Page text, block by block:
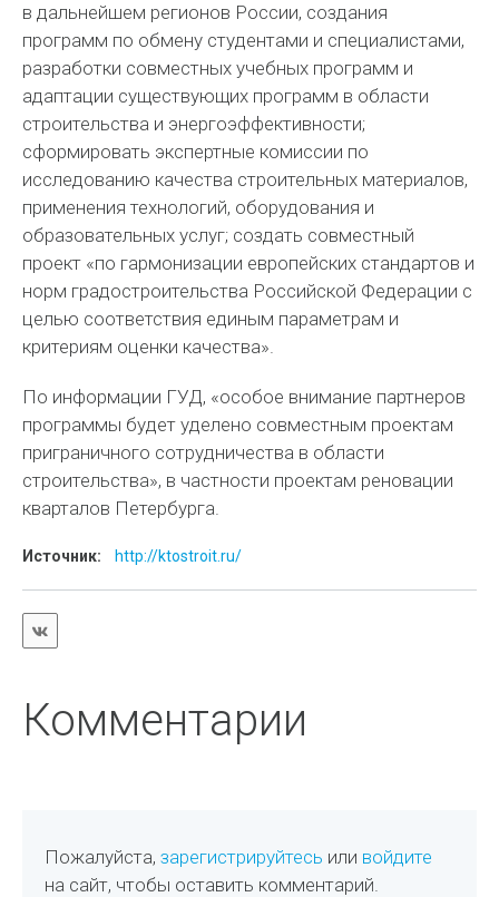
в дальнейшем регионов России, создания
программ по обмену студентами и специалистами,
разработки совместных учебных программ и
адаптации существующих программ в области
строительства и энергоэффективности;
сформировать экспертные комиссии по
исследованию качества строительных материалов,
применения технологий, оборудования и
образовательных услуг; создать совместный
проект «по гармонизации европейских стандартов и
норм градостроительства Российской Федерации с
целью соответствия единым параметрам и
критериям оценки качества».
По информации ГУД, «особое внимание партнеров
программы будет уделено совместным проектам
приграничного сотрудничества в области
строительства», в частности проектам реновации
кварталов Петербурга.
Источник: http://ktostroit.ru/
Комментарии
Пожалуйста,зарегистрируйтесь или войдите
на сайт, чтобы оставить комментарий.